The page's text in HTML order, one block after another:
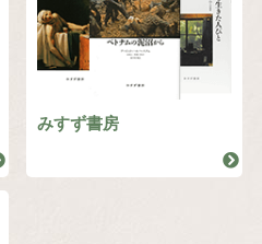
みすず書房